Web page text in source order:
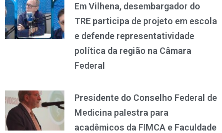
Em Vilhena, desembargador do
TRE participa de projeto em escola
e defende representatividade
política da região na Câmara
Federal
Presidente do Conselho Federal de
Medicina palestra para
acadêmicos da FIMCA e Faculdade